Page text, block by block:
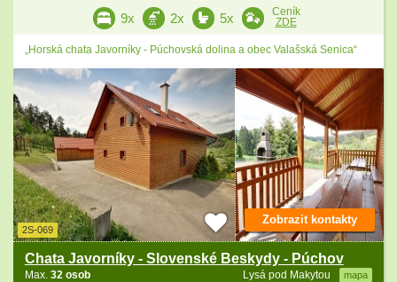
9x 2x 5x
Ceník
ZDE
„Horská chata Javorníky - Púchovská dolina a obec Valašská Senica“
2S-069
Chata Javorníky - Slovenské Beskydy - Púchov
Lysá pod Makytou mapa
Max. 32 osob
Zobrazit kontakty